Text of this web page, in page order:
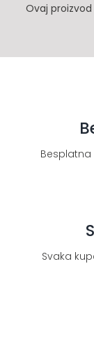
Ovaj
Svaka